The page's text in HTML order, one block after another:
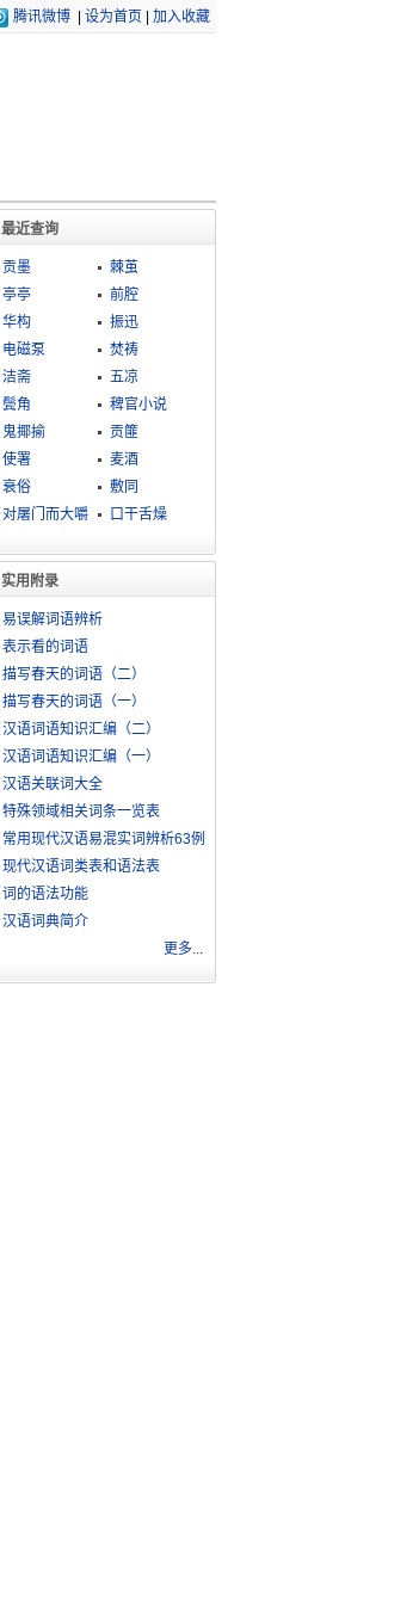
腾讯微博 设为首页 加入收藏
最近查询
贡墨
棘茧
亭亭
前腔
华构
振迅
电磁泵
焚祷
洁斋
五凉
鬓角
稗官小说
鬼揶揄
贡篚
使署
麦酒
衰俗
敷同
对屠门而大嚼
口干舌燥
实用附录
易误解词语辨析
表示看的词语
描写春天的词语（二）
描写春天的词语（一）
汉语词语知识汇编（二）
汉语词语知识汇编（一）
汉语关联词大全
特殊领域相关词条一览表
常用现代汉语易混实词辨析63例
现代汉语词类表和语法表
词的语法功能
汉语词典简介
更多...